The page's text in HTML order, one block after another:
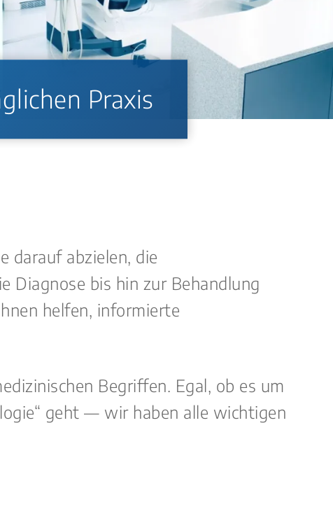
Praxis
darauf abzielen, die
Diagnose bis hin zur Behandlung
helfen, informierte
Begriffen. Egal, ob es um
geht — wir haben alle wichtigen